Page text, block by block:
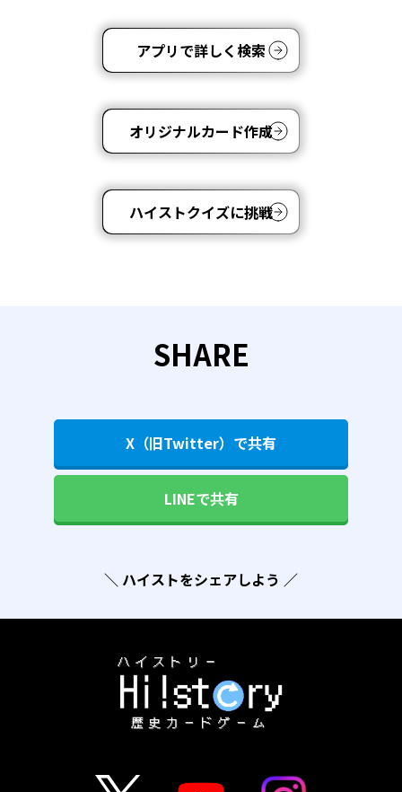
アプリで詳しく検索
オリジナルカード作成
ハイストクイズに挑戦
SHARE
X（旧Twitter）で共有
LINEで共有
＼ ハイストをシェアしよう ／